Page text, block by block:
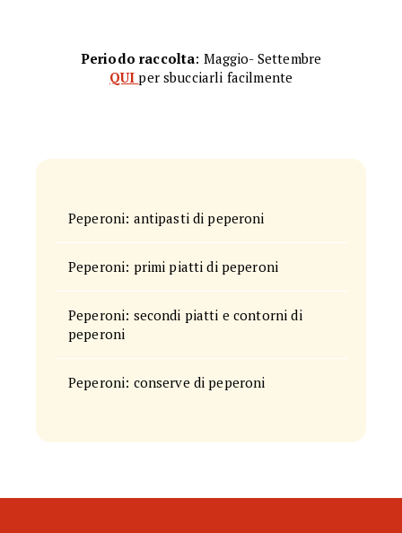
Periodo raccolta: Maggio- Settembre
QUIper sbucciarli facilmente
Peperoni: antipasti di peperoni
Peperoni: primi piatti di peperoni
Peperoni: secondi piatti e contorni di
peperoni
Peperoni: conserve di peperoni